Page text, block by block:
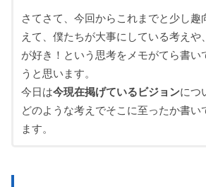
さてさて、今回からこれまでと少し趣
えて、僕たちが大事にしている考えや
が好き！という思考をメモがてら書い
うと思います。
今日は今現在掲げているビジョンにつ
どのような考えでそこに至ったか書い
ます。